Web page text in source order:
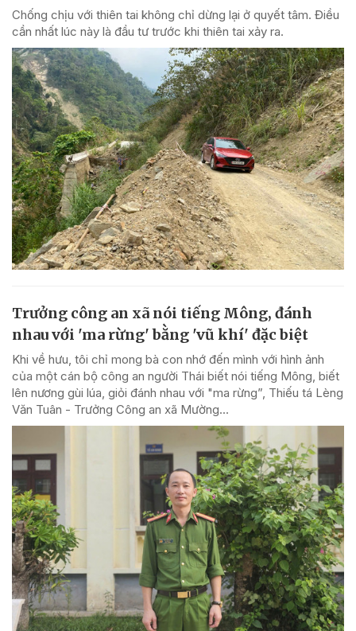
Chống chịu với thiên tai không chỉ dừng lại ở quyết tâm. Điều
cần nhất lúc này là đầu tư trước khi thiên tai xảy ra.
Trưởng công an xã nói tiếng Mông, đánh
nhau với 'ma rừng' bằng 'vũ khí' đặc biệt
Khi về hưu, tôi chỉ mong bà con nhớ đến mình với hình ảnh
của một cán bộ công an người Thái biết nói tiếng Mông, biết
lên nương gùi lúa, giỏi đánh nhau với "ma rừng”, Thiếu tá Lèng
Văn Tuân - Trưởng Công an xã Mường...